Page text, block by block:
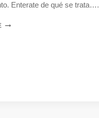
Enterate de qué se trata….